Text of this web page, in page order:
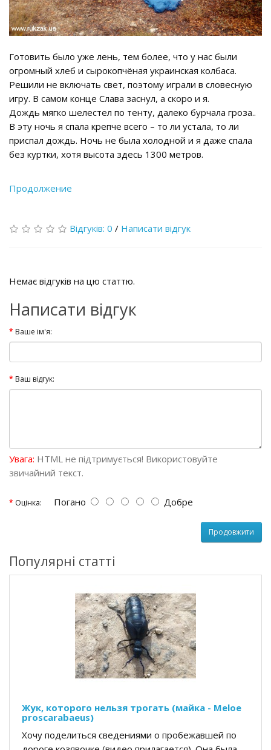
Готовить было уже лень, тем более, что у нас были
огромный хлеб и сырокопчёная украинская колбаса.
Решили не включать свет, поэтому играли в словесную
игру. В самом конце Слава заснул, а скоро и я.
Дождь мягко шелестел по тенту, далеко бурчала гроза..
В эту ночь я спала крепче всего – то ли устала, то ли
приспал дождь. Ночь не была холодной и я даже спала
без куртки, хотя высота здесь 1300 метров.
Продолжение
Відгуків: 0 / Написати відгук
Немає відгуків на цю статтю.
Написати відгук
Ваше ім'я:
Ваш відгук:
Увага: HTML не підтримується! Використовуйте
звичайний текст.
Оцінка: Погано Добре
Продовжити
Популярні статті
Жук, которого нельзя трогать (майка - Meloe
proscarabaeus)
Хочу поделиться сведениями о пробежавшей по